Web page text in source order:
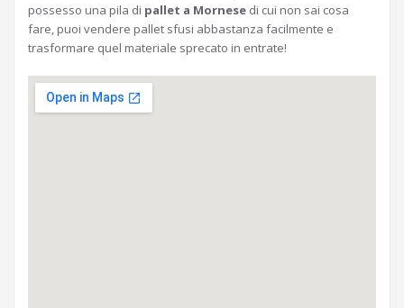
possesso una pila di pallet a Mornese di cui non sai cosa
fare, puoi vendere pallet sfusi abbastanza facilmente e
trasformare quel materiale sprecato in entrate!